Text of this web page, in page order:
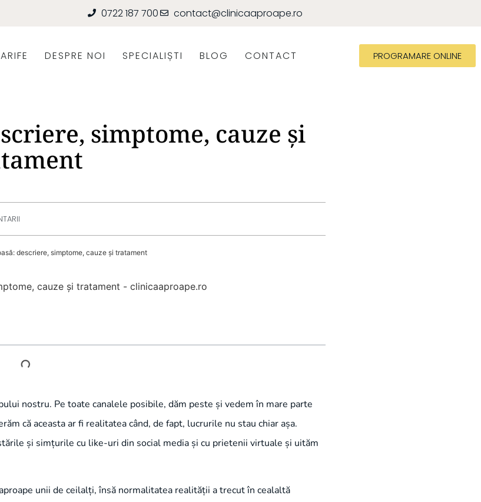
0722 187 700 contact@clinicaaproape.ro
DESPRE NOI SPECIALIȘTI BLOG CONTACT PROGRAMARE ONLINE
simptome, cauze și
descriere, simptome, cauze și tratament
nostru. Pe toate canalele posibile, dăm peste și vedem în mare parte
că aceasta ar fi realitatea când, de fapt, lucrurile nu stau chiar așa.
și simțurile cu like-uri din social media și cu prietenii virtuale și uităm
unii de ceilalți, însă normalitatea realității a trecut în cealaltă